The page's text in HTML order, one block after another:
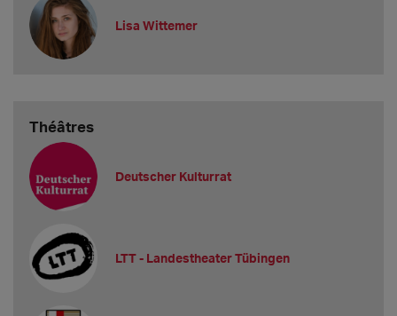
Lisa Wittemer
Théâtres
Deutscher Kulturrat
LTT - Landestheater Tübingen